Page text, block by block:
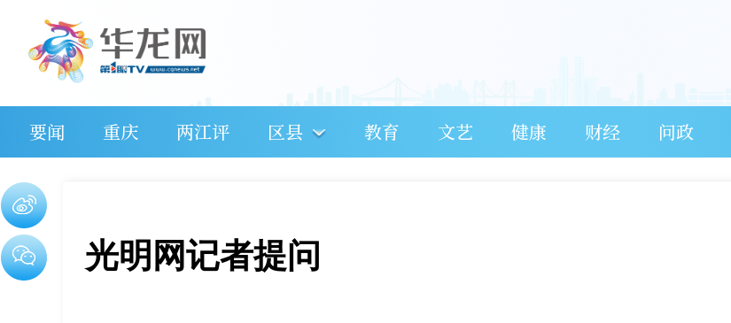
要闻 重庆 两江评 区县 教育 文艺 健康 财经 问政
光明网记者提问